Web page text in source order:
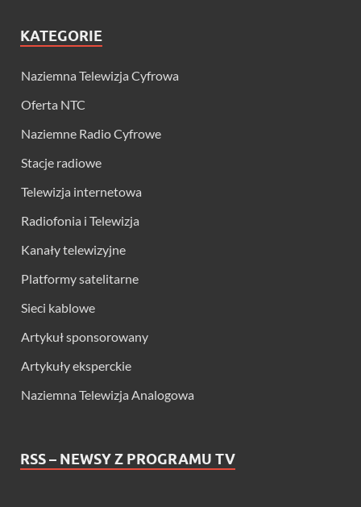
KATEGORIE
Naziemna Telewizja Cyfrowa
Oferta NTC
Naziemne Radio Cyfrowe
Stacje radiowe
Telewizja internetowa
Radiofonia i Telewizja
Kanały telewizyjne
Platformy satelitarne
Sieci kablowe
Artykuł sponsorowany
Artykuły eksperckie
Naziemna Telewizja Analogowa
RSS – NEWSY Z PROGRAMU TV